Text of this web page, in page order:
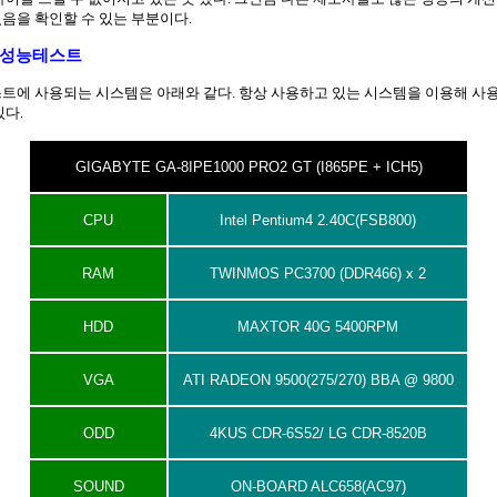
을 확인할 수 있는 부분이다.
능테스트
에 사용되는 시스템은 아래와 같다. 항상 사용하고 있는 시스템을 이용해 사
다.
GIGABYTE GA-8IPE1000 PRO2 GT (I865PE + ICH5)
CPU Intel Pentium4 2.40C(FSB800)
RAM TWINMOS PC3700 (DDR466) x 2
HDD MAXTOR 40G 5400RPM
VGA ATI RADEON 9500(275/270) BBA @ 9800
ODD 4KUS CDR-6S52/ LG CDR-8520B
SOUND ON-BOARD ALC658(AC97)